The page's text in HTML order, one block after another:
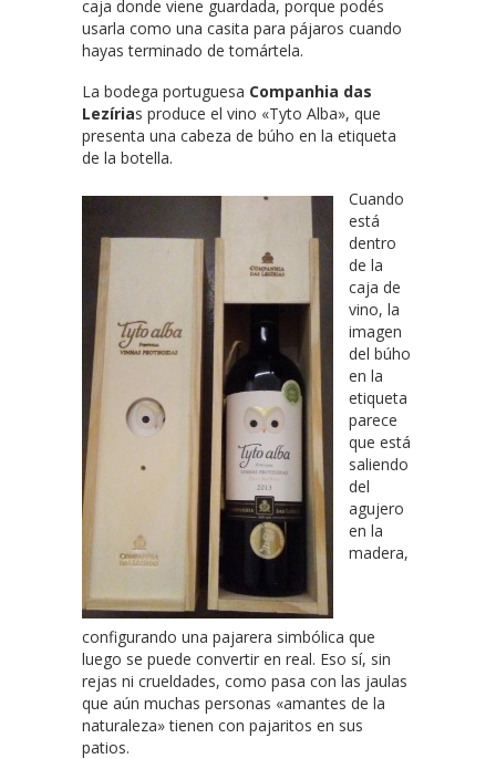
caja donde viene guardada, porque podés
usarla como una casita para pájaros cuando
hayas terminado de tomártela.
La bodega portuguesa Companhia das
Lezírias produce el vino «Tyto Alba», que
presenta una cabeza de búho en la etiqueta
de la botella.
Cuando
está
dentro
de la
caja de
vino, la
imagen
del búho
en la
etiqueta
parece
que está
saliendo
del
agujero
en la
madera,
configurando una pajarera simbólica que
luego se puede convertir en real. Eso sí, sin
rejas ni crueldades, como pasa con las jaulas
que aún muchas personas «amantes de la
naturaleza» tienen con pajaritos en sus
patios.